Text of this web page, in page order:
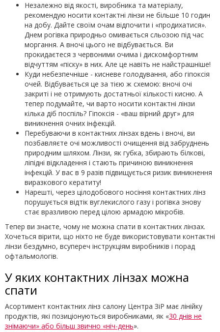
Незалежно від якості, виробника та матеріалу,
рекомендую носити контактні лінзи не більше 10 годин
на добу. Дайте своїм очам відпочити і «продихатися».
Днем рогівка природньо омивається сльозою під час
моргання. А вночі цього не відбувається. Ви
прокидаєтеся з червоними очима і дискомфортним
відчуттям «піску» в них. Але це навіть не найстрашніше!
Куди небезпечніше - кисневе голодування, або гіпоксія
очей. Відбувається це за тією ж схемою: вночі очі
закриті і не отримують достатньої кількості кисню. А
тепер подумайте, чи варто носити контактні лінзи
кілька діб поспіль? Гіпоксія - «ваш вірний друг» для
виникнення очних інфекцій.
Перебуваючи в контактних лінзах вдень і вночі, ви
позбавляєте очі можливості очищення від забруднень
природним шляхом. Лінзи, як губка, збирають білкові,
ліпідні відкладення і стають причиною виникнення
інфекцій. У вас в 9 разів підвищується ризик виникнення
виразкового кератиту!
Нарешті, через цілодобового носіння контактних лінз
порушується відтік вуглекислого газу і рогівка знову
стає вразливою перед цілою армадою мікробів.
Тепер ви знаєте, чому не можна спати в контактних лінзах.
Хочеться вірити, що ніхто не буде використовувати контактні
лінзи бездумно, всупереч інструкціям виробників і порад
офтальмологів.
У яких контактних лінзах можна
спати
Асортимент контактних лінз салону Центра ЗіР має лінійку
продуктів, які позиціонуються виробниками, як «30 днів не
знімаючи» або більш звично «ніч-день».